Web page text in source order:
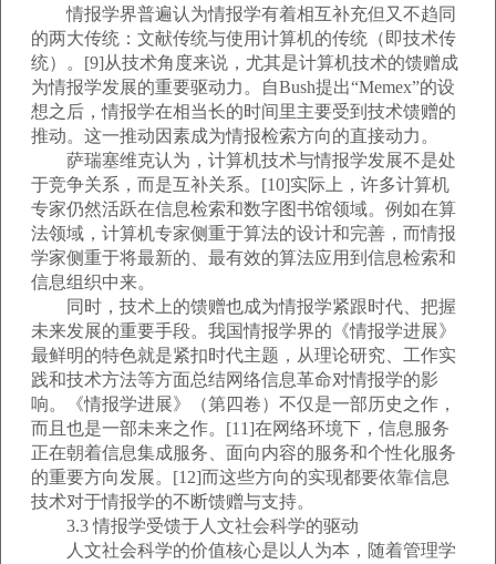
情报学界普遍认为情报学有着相互补充但又不趋同
的两大传统：文献传统与使用计算机的传统（即技术传
统）。[9]从技术角度来说，尤其是计算机技术的馈赠成
为情报学发展的重要驱动力。自Bush提出“Memex”的设
想之后，情报学在相当长的时间里主要受到技术馈赠的
推动。这一推动因素成为情报检索方向的直接动力。
萨瑞塞维克认为，计算机技术与情报学发展不是处
于竞争关系，而是互补关系。[10]实际上，许多计算机
专家仍然活跃在信息检索和数字图书馆领域。例如在算
法领域，计算机专家侧重于算法的设计和完善，而情报
学家侧重于将最新的、最有效的算法应用到信息检索和
信息组织中来。
同时，技术上的馈赠也成为情报学紧跟时代、把握
未来发展的重要手段。我国情报学界的《情报学进展》
最鲜明的特色就是紧扣时代主题，从理论研究、工作实
践和技术方法等方面总结网络信息革命对情报学的影
响。《情报学进展》（第四卷）不仅是一部历史之作，
而且也是一部未来之作。[11]在网络环境下，信息服务
正在朝着信息集成服务、面向内容的服务和个性化服务
的重要方向发展。[12]而这些方向的实现都要依靠信息
技术对于情报学的不断馈赠与支持。
3.3 情报学受馈于人文社会科学的驱动
人文社会科学的价值核心是以人为本，随着管理学